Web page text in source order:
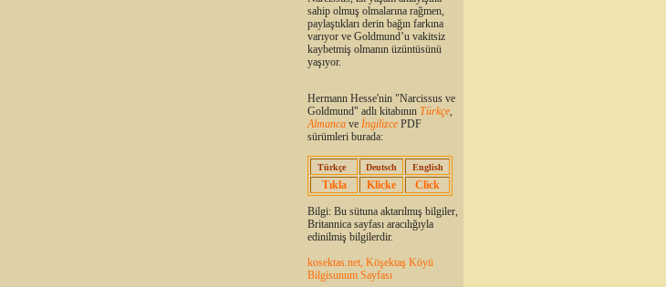
sahip olmuş olmalarına rağmen,
paylaştıkları derin bağın farkına
varıyor ve Goldmund’u vakitsiz
kaybetmiş olmanın üzüntüsünü
yaşıyor.
Hermann Hesse'nin "Narcissus ve
Goldmund" adlı kitabının Türkçe,
Almanca ve İngilizce PDF
sürümleri burada:
Türkçe Deutsch English
Tıkla Klicke Click
Bilgi: Bu sütuna aktarılmış bilgiler,
Britannica sayfası aracılığıyla
edinilmiş bilgilerdir.
kosektas.net, Köşektaş Köyü
Bilgisunum Sayfası